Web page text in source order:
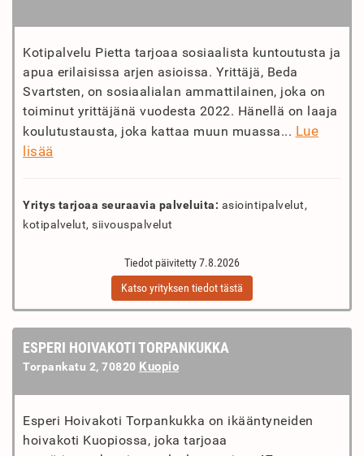
Kotipalvelu Pietta tarjoaa sosiaalista kuntoutusta ja
apua erilaisissa arjen asioissa. Yrittäjä, Beda
Svartsten, on sosiaalialan ammattilainen, joka on
toiminut yrittäjänä vuodesta 2022. Hänellä on laaja
koulutustausta, joka kattaa muun muassa... Lue
lisää
Yritys tarjoaa seuraavia palveluita: asiointipalvelut,
kotipalvelut, siivouspalvelut
Tiedot päivitetty 7.8.2026
Katso yrityksen tiedot tästä
ESPERI HOIVAKOTI TORPANKUKKA
Torpankatu 2, 70820 Kuopio
Esperi Hoivakoti Torpankukka on ikääntyneiden
hoivakoti Kuopiossa, joka tarjoaa